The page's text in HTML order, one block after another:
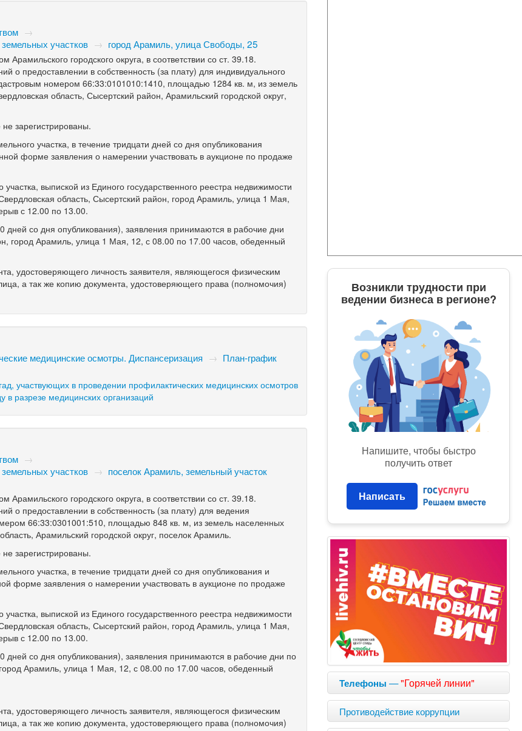
→
участков → город Арамиль, улица Свободы, 25
городского округа, в соответствии со ст. 39.18.
о предоставлении в собственность (за плату) для индивидуального
номером 66:33:0101010:1410, площадью 1284 кв. м, из земель
область, Сысертский район, Арамильский городской округ,
зарегистрированы.
участка, в течение тридцати дней со дня опубликования
форме заявления о намерении участвовать в аукционе по продаже
выпиской из Единого государственного реестра недвижимости
область, Сысертский район, город Арамиль, улица 1 Мая,
с 12.00 по 13.00.
со дня опубликования), заявления принимаются в рабочие дни
город Арамиль, улица 1 Мая, 12, с 08.00 по 17.00 часов, обеденный
удостоверяющего личность заявителя, являющегося физическим
а так же копию документа, удостоверяющего права (полномочия)
медицинские осмотры. Диспансеризация → План-график
участвующих в проведении профилактических медицинских осмотров
в разрезе медицинских организаций
→
участков → поселок Арамиль, земельный участок
городского округа, в соответствии со ст. 39.18.
о предоставлении в собственность (за плату) для ведения
66:33:0301001:510, площадью 848 кв. м, из земель населенных
Арамильский городской округ, поселок Арамиль.
зарегистрированы.
участка, в течение тридцати дней со дня опубликования и
форме заявления о намерении участвовать в аукционе по продаже
выпиской из Единого государственного реестра недвижимости
область, Сысертский район, город Арамиль, улица 1 Мая,
с 12.00 по 13.00.
со дня опубликования), заявления принимаются в рабочие дни по
Арамиль, улица 1 Мая, 12, с 08.00 по 17.00 часов, обеденный
удостоверяющего личность заявителя, являющегося физическим
а так же копию документа, удостоверяющего права (полномочия)
Возникли трудности при
ведении бизнеса в регионе?
Напишите, чтобы быстро
получить ответ
Написать
Телефоны —"Горячей линии"
Противодействие коррупции